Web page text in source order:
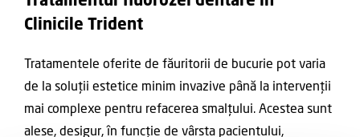
Clinicile Trident
Tratamentele oferite de făuritorii de bucurie pot varia
de la soluții estetice minim invazive până la intervenții
mai complexe pentru refacerea smalțului. Acestea sunt
alese, desigur, în funcție de vârsta pacientului,